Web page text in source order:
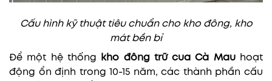
Cấu hình kỹ thuật tiêu chuẩn cho kho đông, kho
mát bền bỉ
Để một hệ thống kho đông trữ cua Cà Mauhoạt
động ổn định trong 10-15 năm, các thành phần cấu